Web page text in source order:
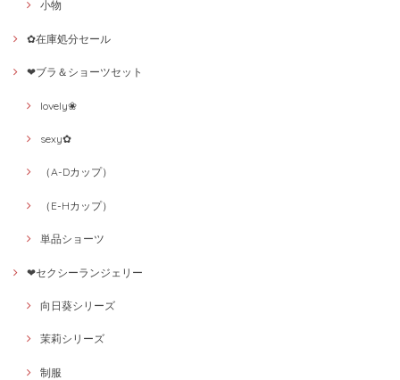
小物
✿在庫処分セール
❤ブラ＆ショーツセット
lovely❀
sexy✿
（A-Dカップ）
（E-Hカップ）
単品ショーツ
❤セクシーランジェリー
向日葵シリーズ
茉莉シリーズ
制服